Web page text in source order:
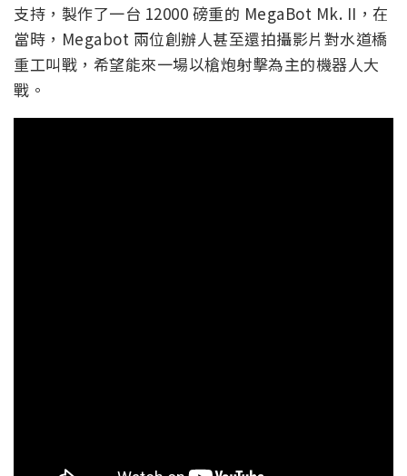
支持，製作了一台 12000 磅重的 MegaBot Mk. II，在
當時，Megabot 兩位創辦人甚至還拍攝影片對水道橋
重工叫戰，希望能來一場以槍炮射擊為主的機器人大
戰。